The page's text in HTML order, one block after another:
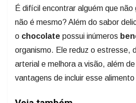
É difícil encontrar alguém que
não é mesmo? Além do sabor
o chocolate possui inúmeros
organismo. Ele reduz o estresse,
arterial e melhora a visão, além
vantagens de incluir esse